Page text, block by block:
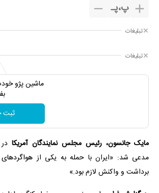
پ،پـ
تبلیغات
تبلیغات
ماشین پژو
ثبت
مایک جانسون، رئیس مجلس نمایندگان آمریکادر
مدعی شد: «ایران با حمله به یکی از
برداشت و واکنش لازم بود.»